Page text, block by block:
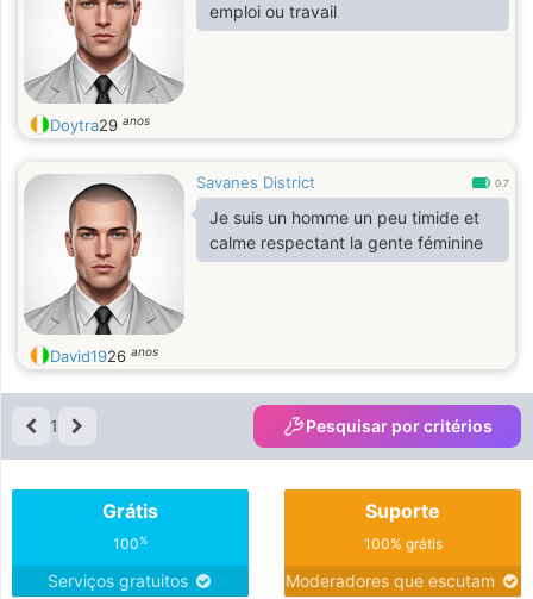
emploi ou travail
Doytra29 anos
Savanes District 0.7
Je suis un homme un peu timide et
calme respectant la gente féminine
David1926 anos
1 Pesquisar por critérios
Grátis
100%
Serviços gratuitos
Suporte
100% grátis
Moderadores que escutam